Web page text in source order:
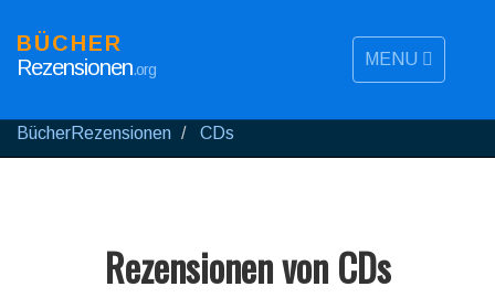
MENU
BÜCHER
Rezensionen.org
BücherRezensionen CDs
Rezensionen von CDs